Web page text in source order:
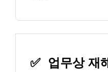
✅
업무상 재